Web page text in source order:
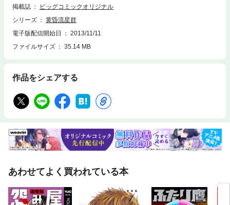
掲載誌
ビッグコミックオリジナル
シリーズ
黄昏流星群
電子版配信開始日
2013/11/11
ファイルサイズ
35.14 MB
作品をシェアする
あわせてよく買われている本